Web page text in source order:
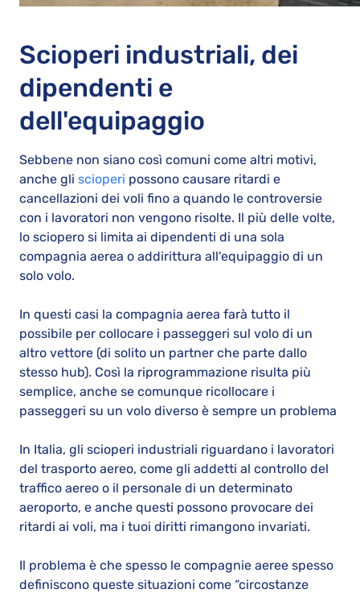
Scioperi industriali, dei
dipendenti e
dell'equipaggio
Sebbene non siano così comuni come altri motivi,
anche gli scioperi possono causare ritardi e
cancellazioni dei voli fino a quando le controversie
con i lavoratori non vengono risolte. Il più delle volte,
lo sciopero si limita ai dipendenti di una sola
compagnia aerea o addirittura all'equipaggio di un
solo volo.
In questi casi la compagnia aerea farà tutto il
possibile per collocare i passeggeri sul volo di un
altro vettore (di solito un partner che parte dallo
stesso hub). Così la riprogrammazione risulta più
semplice, anche se comunque ricollocare i
passeggeri su un volo diverso è sempre un problema
In Italia, gli scioperi industriali riguardano i lavoratori
del trasporto aereo, come gli addetti al controllo del
traffico aereo o il personale di un determinato
aeroporto, e anche questi possono provocare dei
ritardi ai voli, ma i tuoi diritti rimangono invariati.
Il problema è che spesso le compagnie aeree spesso
definiscono queste situazioni come “circostanze